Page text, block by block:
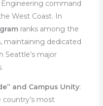
command
West Coast. In
ranks among the
maintaining dedicated
Seattle’s major
and Campus Unity:
most